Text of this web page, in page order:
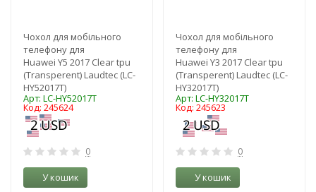
Чохол для мобільного
телефону для
Huawei Y5 2017 Clear tpu
(Transperent) Laudtec (LC-
HY52017T)
Арт: LC-HY52017T
Код: 245624
0
У кошик
Чохол для мобільного
телефону для
Huawei Y3 2017 Clear tpu
(Transperent) Laudtec (LC-
HY32017T)
Арт: LC-HY32017T
Код: 245623
0
У кошик